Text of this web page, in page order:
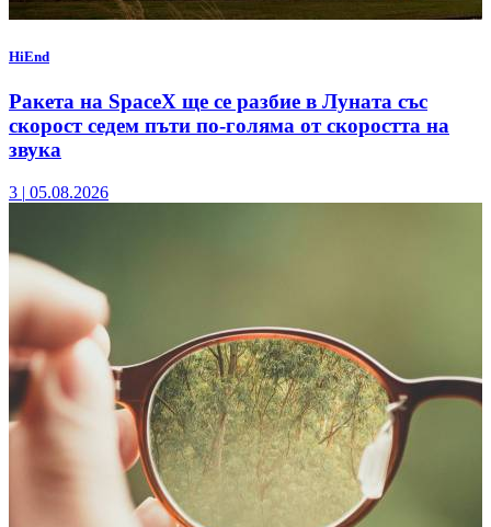
HiEnd
Ракета на SpaceX ще се разбие в Луната със
скорост седем пъти по-голяма от скоростта на
звука
3 | 05.08.2026